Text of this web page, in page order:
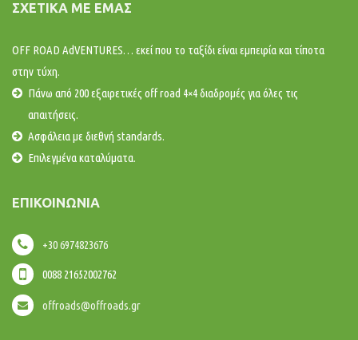
ΣΧΕΤΙΚΆ ΜΕ ΕΜΆΣ
OFF ROAD AdVENTURES… εκεί που το ταξίδι είναι εμπειρία και τίποτα
στην τύχη.
Πάνω από 200 εξαιρετικές off road 4×4 διαδρομές για όλες τις
απαιτήσεις.
Ασφάλεια με διεθνή standards.
Επιλεγμένα καταλύματα.
ΕΠΙΚΟΙΝΩΝΊΑ
+30 6974823676
0088 21652002762
offroads@offroads.gr